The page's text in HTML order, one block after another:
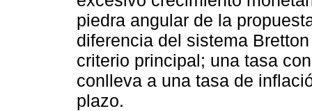
piedra angular de la
diferencia del sistema
criterio principal; una tasa
conlleva a una tasa de
plazo.